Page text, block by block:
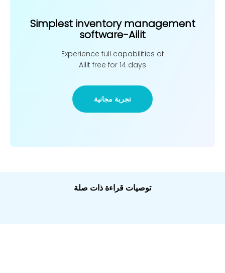
Simplest inventory management
software-Ailit
Experience full capabilities of
Ailit free for 14 days
تجربة مجانية
توصيات قراءة ذات صلة